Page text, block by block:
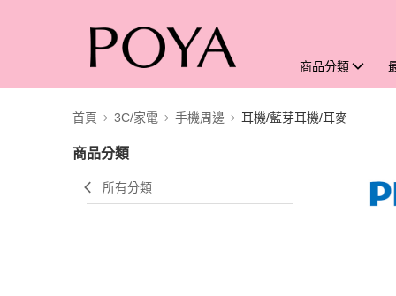
商品分類
首頁 3C/家電 手機周邊 耳機/藍芽耳機/耳麥
商品分類
所有分類